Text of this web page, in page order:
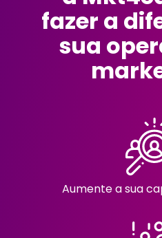
fazer a
sua
Aumente a sua